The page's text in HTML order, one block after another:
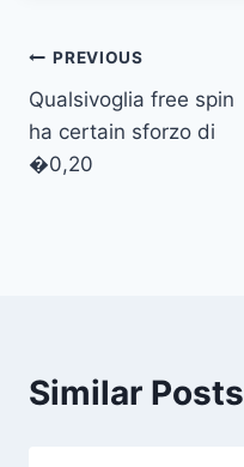
Post
navigation
PREVIOUS
Qualsivoglia free spin
ha certain sforzo di
�0,20
Similar Posts